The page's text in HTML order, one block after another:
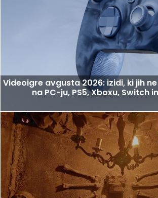
Videoigre avgusta 2026: izidi, ki jih
na PC-ju, PS5, Xboxu, Switch